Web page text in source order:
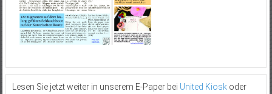
Lesen Sie jetzt weiter in unserem E-Paper bei United Kioskoder